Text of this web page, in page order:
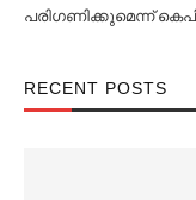
പരിഗണിക്കുമെന്ന്
RECENT POSTS